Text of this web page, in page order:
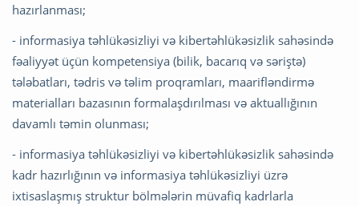
hazırlanması;
- informasiya təhlükəsizliyi və kibertəhlükəsizlik sahəsində
fəaliyyət üçün kompetensiya (bilik, bacarıq və səriştə)
tələbatları, tədris və təlim proqramları, maarifləndirmə
materialları bazasının formalaşdırılması və aktuallığının
davamlı təmin olunması;
- informasiya təhlükəsizliyi və kibertəhlükəsizlik sahəsində
kadr hazırlığının və informasiya təhlükəsizliyi üzrə
ixtisaslaşmış struktur bölmələrin müvafiq kadrlarla